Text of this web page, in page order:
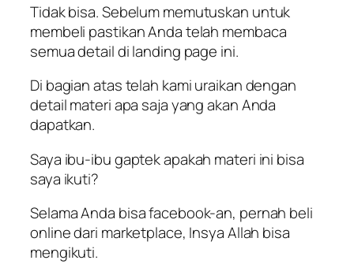
Tidak bisa. Sebelum memutuskan untuk
membeli pastikan Anda telah membaca
semua detail di landing page ini.
Di bagian atas telah kami uraikan dengan
detail materi apa saja yang akan Anda
dapatkan.
Saya ibu-ibu gaptek apakah materi ini bisa
saya ikuti?
Selama Anda bisa facebook-an, pernah beli
online dari marketplace, Insya Allah bisa
mengikuti.